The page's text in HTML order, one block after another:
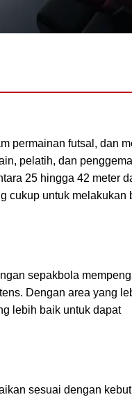
permainan futsal, dan
pelatih, dan
25 hingga 42 meter
cukup untuk melakukan
sepakbola
Dengan area yang
lebih baik untuk dapat
sesuai dengan